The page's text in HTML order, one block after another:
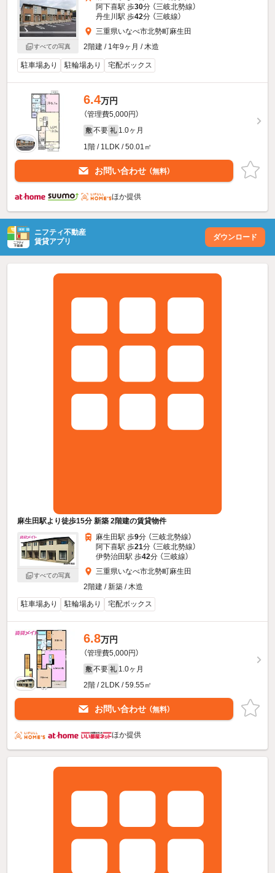
すべての写真
阿下喜駅 歩30分 （三岐北勢線）
丹生川駅 歩42分 （三岐線）
三重県いなべ市北勢町麻生田
2階建 / 1年9ヶ月 / 木造
駐車場あり 駐輪場あり 宅配ボックス
6.4万円
（管理費5,000円）
敷 不要 礼 1.0ヶ月
1階 / 1LDK / 50.01㎡
お問い合わせ （無料）
ほか提供
ニフティ不動産
賃貸アプリ
ダウンロード
麻生田駅より徒歩15分 新築 2階建の賃貸物件
すべての写真
麻生田駅 歩9分 （三岐北勢線）
阿下喜駅 歩21分 （三岐北勢線）
伊勢治田駅 歩42分 （三岐線）
三重県いなべ市北勢町麻生田
2階建 / 新築 / 木造
駐車場あり
駐輪場あり 宅配ボックス
6.8万円
（管理費5,000円）
敷 不要 礼 1.0ヶ月
2階 / 2LDK / 59.55㎡
お問い合わせ （無料）
ほか提供